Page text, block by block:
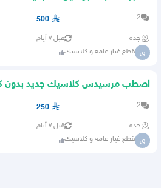
2
500
جده قبل ٧ أيام
ق قطع غيار عامه و كلاسيك
اصطب مرسيدس كلاسيك جديد بدون
2
250
جده قبل ٧ أيام
ق قطع غيار عامه و كلاسيك